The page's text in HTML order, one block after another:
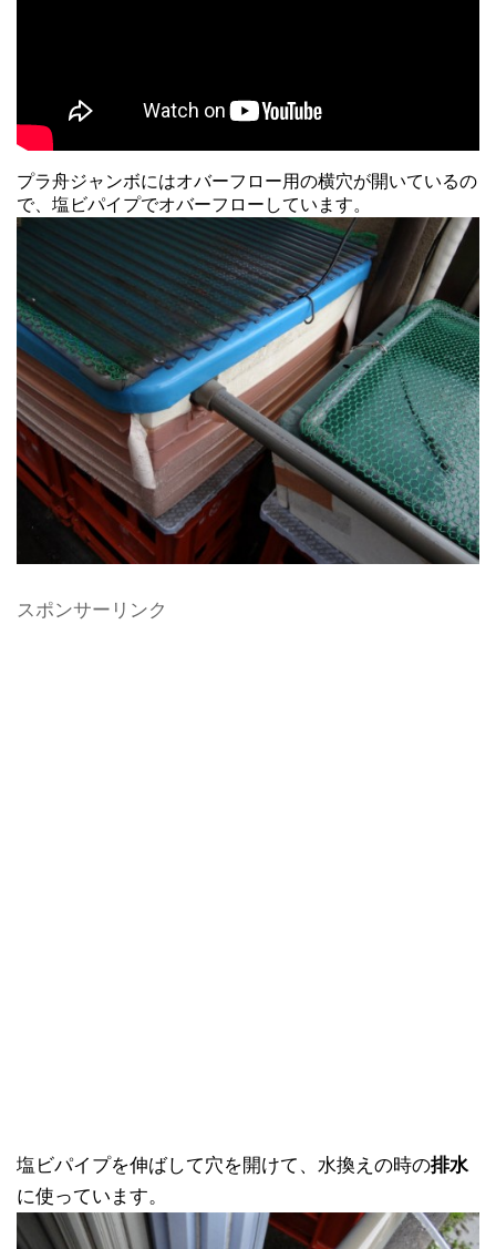
プラ舟ジャンボにはオバーフロー用の横穴が開いているの
で、塩ビパイプでオバーフローしています。
スポンサーリンク
塩ビパイプを伸ばして穴を開けて、水換えの時の排水
に使っています。